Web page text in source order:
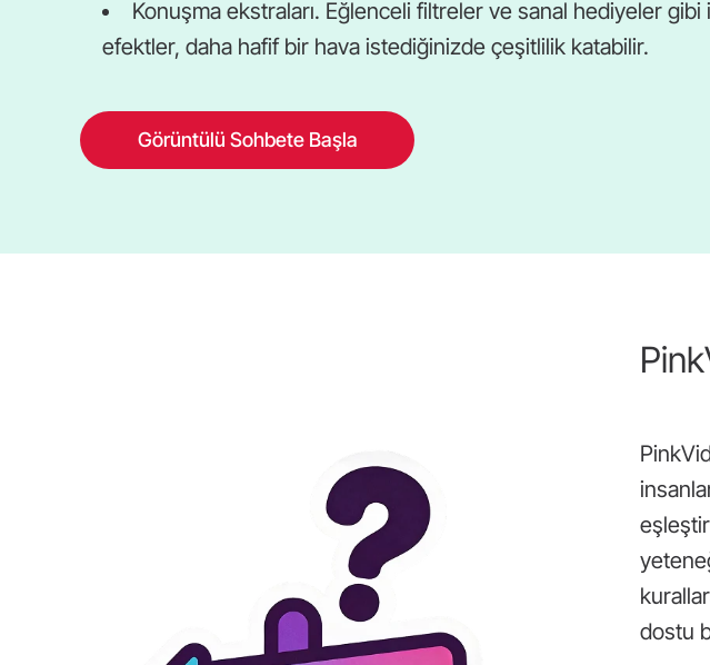
Konuşma ekstraları. Eğlenceli filtreler ve sanal hediyeler gibi
efektler, daha hafif bir hava istediğinizde çeşitlilik katabilir.
Görüntülü Sohbete Başla
dostu